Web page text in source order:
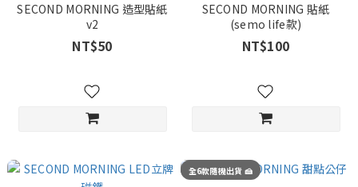
SECOND MORNING 造型貼紙
v2
NT$50
SECOND MORNING 貼紙
(semo life款)
NT$100
全6款隨機出貨 🍰